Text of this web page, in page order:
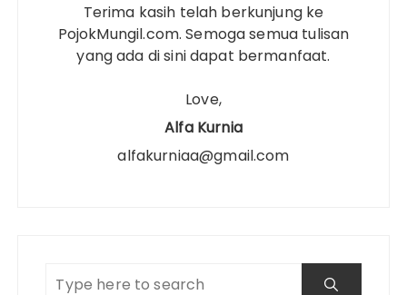
Terima kasih telah berkunjung ke
PojokMungil.com. Semoga semua tulisan
yang ada di sini dapat bermanfaat.
Love,
Alfa Kurnia
alfakurniaa@gmail.com